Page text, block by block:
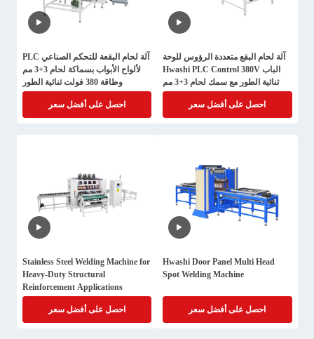
آلة لحام البقع متعددة الرؤوس للوحة
الباب Hwashi PLC Control 380V
ثنائية الطور مع سمك لحام 3+3 مم
احصل على أفضل سعر
آلة لحام البقعة للتحكم الصناعي PLC
لألواح الأبواب بسماكة لحام 3+3 مم
وطاقة 380 فولت ثنائية الطور
احصل على أفضل سعر
Hwashi Door Panel Multi Head
Spot Welding Machine
احصل على أفضل سعر
Stainless Steel Welding Machine for
Heavy-Duty Structural
Reinforcement Applications
احصل على أفضل سعر